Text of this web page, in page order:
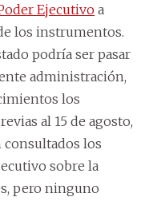
Ejecutivoa
los instrumentos.
podría ser pasar
administración,
los
al 15 de agosto,
consultados los
sobre la
pero ninguno